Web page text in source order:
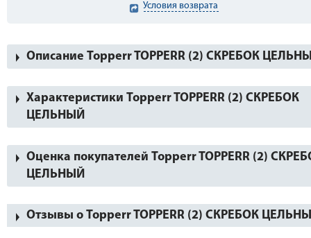
Условия возврата
Описание Topperr TOPPERR (2) СКРЕБОК
Характеристики Topperr TOPPERR (2) СКРЕБОК
ЦЕЛЬНЫЙ
Оценка покупателей Topperr TOPPERR (2)
ЦЕЛЬНЫЙ
Отзывы о Topperr TOPPERR (2) СКРЕБОК